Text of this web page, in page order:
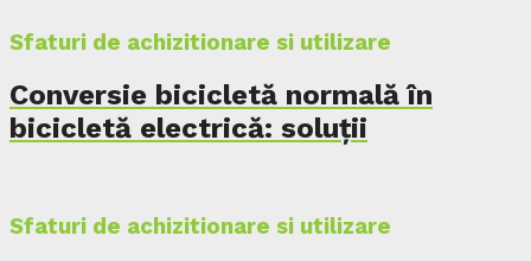
Sfaturi de achizitionare si utilizare
Conversie bicicletă normală în
bicicletă electrică: soluții
Sfaturi de achizitionare si utilizare